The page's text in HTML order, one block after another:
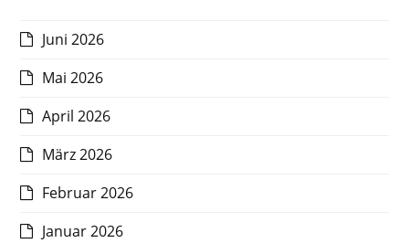
Juni 2026
Mai 2026
April 2026
März 2026
Februar 2026
Januar 2026